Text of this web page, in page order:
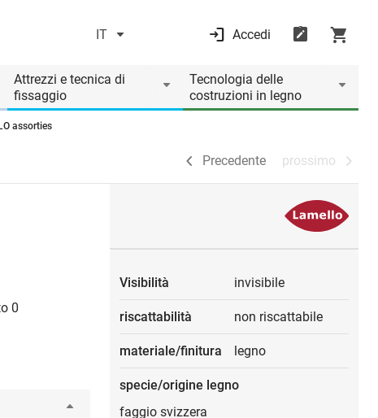
IT Accedi
Attrezzi e tecnica di
fissaggio
Tecnologia delle
costruzioni in legno
assorties
Precedente prossimo
Precedente prossimo
0
Visibilità invisibile
riscattabilità non riscattabile
materiale/finitura legno
specie/origine legno
faggio svizzera